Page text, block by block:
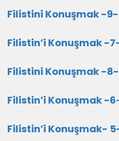
Filistini Konuşmak -9-
Filistin’i Konuşmak -
Filistini Konuşmak -8-
Filistin’i Konuşmak -
Filistin’i Konuşmak-